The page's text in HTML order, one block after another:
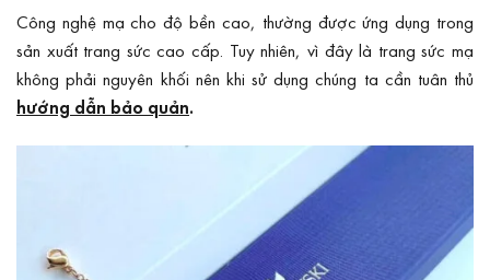
Công nghệ mạ cho độ bền cao, thường được ứng dụng trong
sản xuất trang sức cao cấp. Tuy nhiên, vì đây là trang sức mạ
không phải nguyên khối nên khi sử dụng chúng ta cần tuân thủ
hướng dẫn bảo quản.